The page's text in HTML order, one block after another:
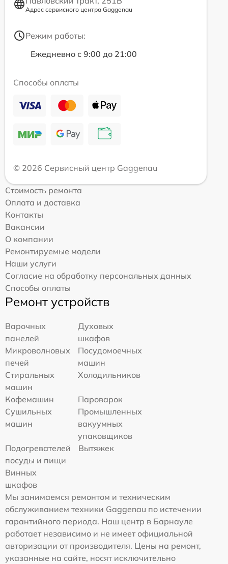
Адрес сервисного центра Gaggenau
Режим работы:
Ежедневно с 9:00 до 21:00
Способы оплаты
© 2026 Сервисный центр Gaggenau
Стоимость ремонта
Оплата и доставка
Контакты
Вакансии
О компании
Ремонтируемые модели
Наши услуги
Согласие на обработку персональных данных
Способы оплаты
Ремонт устройств
Варочных
панелей
Духовых
шкафов
Микроволновых
печей
Посудомоечных
машин
Стиральных
машин
Холодильников
Кофемашин
Пароварок
Сушильных
машин
Промышленных
вакуумных
упаковщиков
Подогревателей
посуды и пищи
Вытяжек
Винных
шкафов
Мы занимаемся ремонтом и техническим
обслуживанием техники Gaggenau по истечении
гарантийного периода. Наш центр в Барнауле
работает независимо и не имеет официальной
авторизации от производителя. Цены на ремонт,
указанные на сайте, носят исключительно